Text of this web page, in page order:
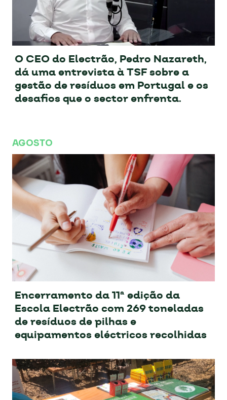
O CEO do Electrão, Pedro Nazareth,
dá uma entrevista à TSF sobre a
gestão de resíduos em Portugal e os
desafios que o sector enfrenta.
AGOSTO
Encerramento da 11ª edição da
Escola Electrão com 269 toneladas
de resíduos de pilhas e
equipamentos eléctricos recolhidas